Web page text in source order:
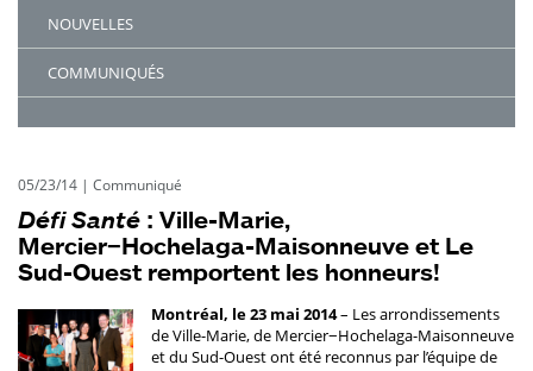
NOUVELLES
COMMUNIQUÉS
05/23/14 | Communiqué
Défi Santé : Ville-Marie,
Mercier−Hochelaga-Maisonneuve et Le
Sud-Ouest remportent les honneurs!
Montréal, le 23 mai 2014– Les arrondissements
de Ville-Marie, de Mercier−Hochelaga-Maisonneuve
et du Sud-Ouest ont été reconnus par l’équipe de